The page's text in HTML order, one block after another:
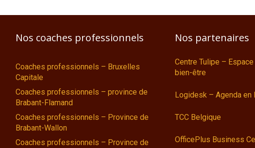
Nos coaches professionnels
Coaches professionnels – Bruxelles
Capitale
Coaches professionnels – province de
Brabant-Flamand
Coaches professionnels – Province de
Brabant-Wallon
Coaches professionnels – Province de
Nos partenaires
Centre Tulipe –
bien-être
Logidesk – Agenda en
TCC Belgique
OfficePlus Business